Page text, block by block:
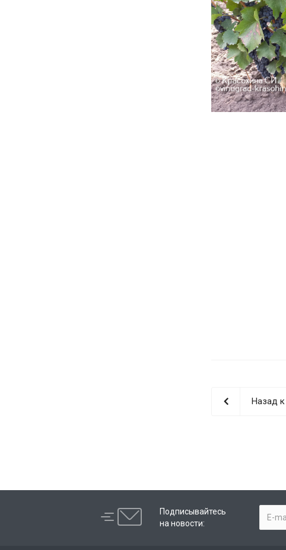
Назад к
Подписывайтесь
на новости: